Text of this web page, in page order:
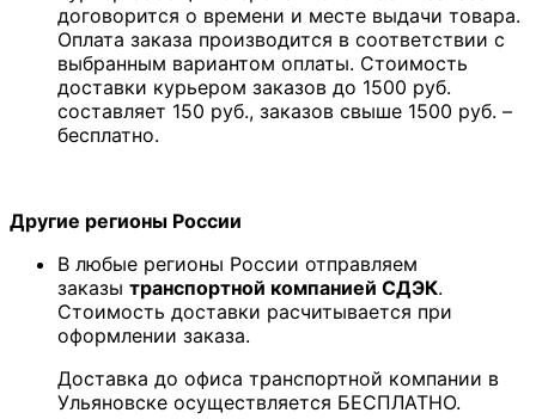
договорится о времени и месте выдачи товара.
Оплата заказа производится в соответствии с
выбранным вариантом оплаты. Стоимость
доставки курьером заказов до 1500 руб.
составляет 150 руб., заказов свыше 1500 руб. –
бесплатно.
Другие регионы России
В любые регионы России отправляем
заказы транспортной компанией СДЭК.
Стоимость доставки расчитывается при
оформлении заказа.
Доставка до офиса транспортной компании в
Ульяновске осуществляется БЕСПЛАТНО.